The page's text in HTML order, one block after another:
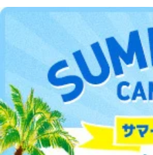
2026/06/24発売の目次
参考価格： 1,320円